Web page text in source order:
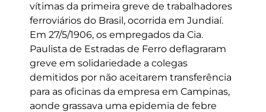
vítimas da primeira greve de trabalhadores
ferroviários do Brasil, ocorrida em Jundiaí.
Em 27/5/1906, os empregados da Cia.
Paulista de Estradas de Ferro deflagraram
greve em solidariedade a colegas
demitidos por não aceitarem transferência
para as oficinas da empresa em Campinas,
aonde grassava uma epidemia de febre